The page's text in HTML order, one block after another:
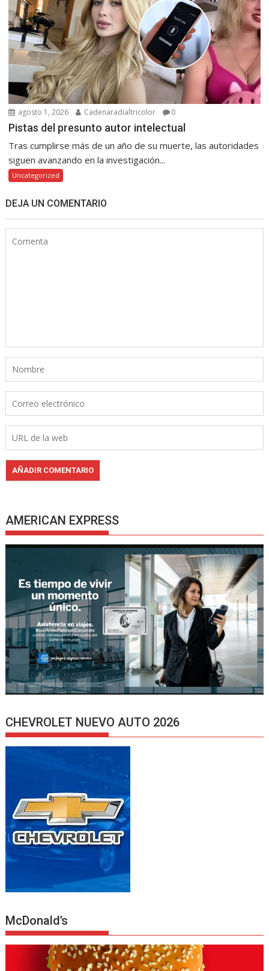
agosto 1, 2026 Cadenaradialtricolor 0
Pistas del presunto autor intelectual
Tras cumplirse más de un año de su muerte, las autoridades
siguen avanzando en la investigación...
Uncategorized
DEJA UN COMENTARIO
AMERICAN EXPRESS
CHEVROLET NUEVO AUTO 2026
McDonald’s